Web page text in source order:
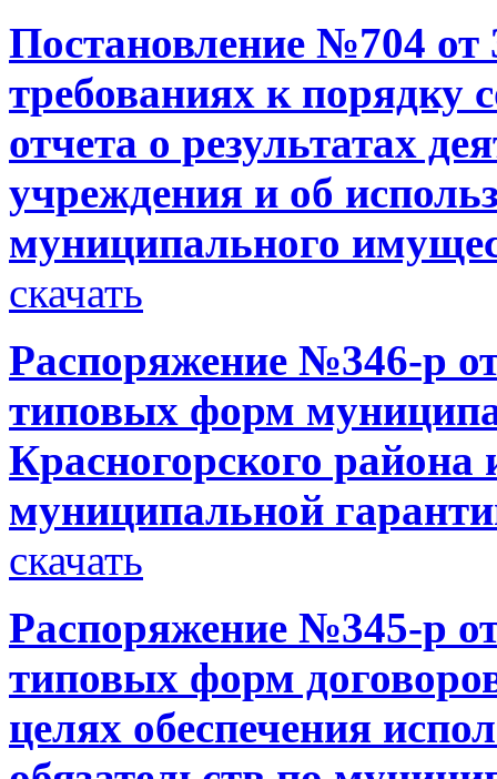
Постановление №704 от
требованиях к порядку
отчета о результатах
учреждения и об
муниципального
скачать
Распоряжение №346-р
типовых форм
Красногорского района
муниципальной
скачать
Распоряжение №345-р
типовых форм
целях обеспечения